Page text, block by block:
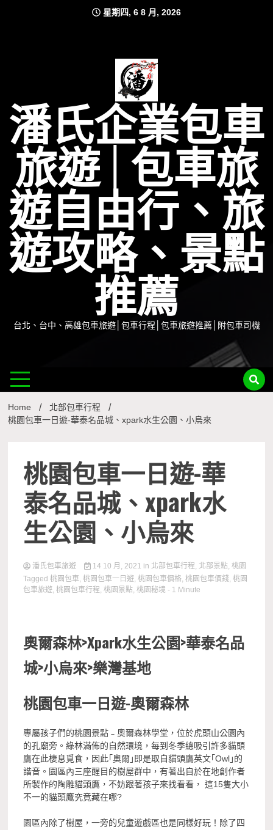
星期四, 6 8 月, 2026
潘氏企業包車
旅遊│包車旅
遊自由行、旅
遊攻略、景點
推薦
台北、台中、高雄包車旅遊│包車行程│包車旅遊推薦│附包車司機
Home
北部包車行程
桃園包車一日遊-華泰名品城、xpark水生公園、小烏來
桃園包車一日遊-華
泰名品城、xpark水
生公園、小烏來
潘氏包車旅遊 14 10 月, 2021 in 北部包車行程, 北部景點, 桃園
Tagged桃園包車,桃園包車一日遊,桃園包車價格,桃園包車價錢,桃園
包車旅遊,桃園包車行程,桃園景點,桃園秘境 - 1 Minute
奧爾森林>Xpark水生公園>華泰名品
城>小烏來>樂灣基地
桃園包車一日遊-奧爾森林
專屬孩子們的桃園景點﹣奧爾森林學堂，位於虎頭山公園內
的孔廟旁。綠林滿佈的自然環境，每到冬季總吸引許多貓頭
鷹在此棲息覓食，因此｢奧爾｣即是取自貓頭鷹英文｢Owl｣的
諧音。園區內三座醒目的樹屋群中，有著出自於在地創作者
所製作的陶雕貓頭鷹，不妨跟著孩子來找看看， 這15隻大小
不一的貓頭鷹究竟藏在哪?
園區內除了樹屋，一旁的兒童遊戲區也是同樣好玩！除了四